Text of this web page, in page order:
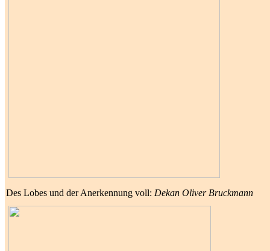
Des Lobes und der Anerkennung voll: Dekan Oliver Bruckmann